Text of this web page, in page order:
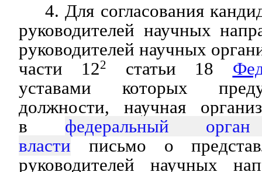
4. Для согласования
руководителей научных
руководителей научных
части 122 статьи 18
уставами которых
должности, научная
в федеральный орган
власти письмо о
руководителей научных